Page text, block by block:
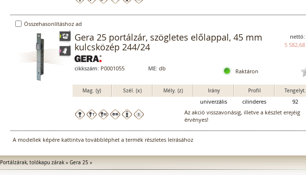
Összehasonlításhoz ad
nettó:
5 582,68
Gera 25 portálzár, szögletes előlappal, 45 mm
kulcsközép 244/24
cikkszám: P0001055 ME: db Raktáron
Mag. (y) Szél. (x) Mély. (z) Irány Profil Tengelyt.
univerzális cilinderes 92
Az akció visszavonásig, illetve a készlet erejéig
érvényes!
A modellek képére kattintva továbbléphet a termék részletes leírásához
Portálzárak, tolókapu zárak» Gera 25»